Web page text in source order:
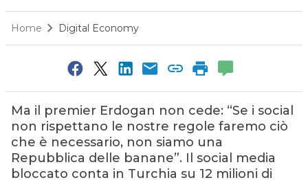
Home Digital Economy
Ma il premier Erdogan non cede: “Se i social
non rispettano le nostre regole faremo ciò
che è necessario, non siamo una
Repubblica delle banane”. Il social media
bloccato conta in Turchia su 12 milioni di